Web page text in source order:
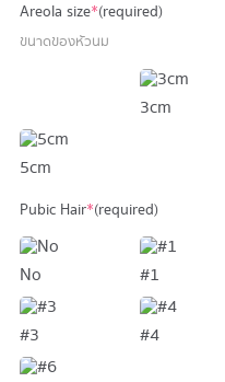
Areola size*(required)
ขนาดของหัวนม
3cm
5cm
Pubic Hair*(required)
No #1
#3 #4